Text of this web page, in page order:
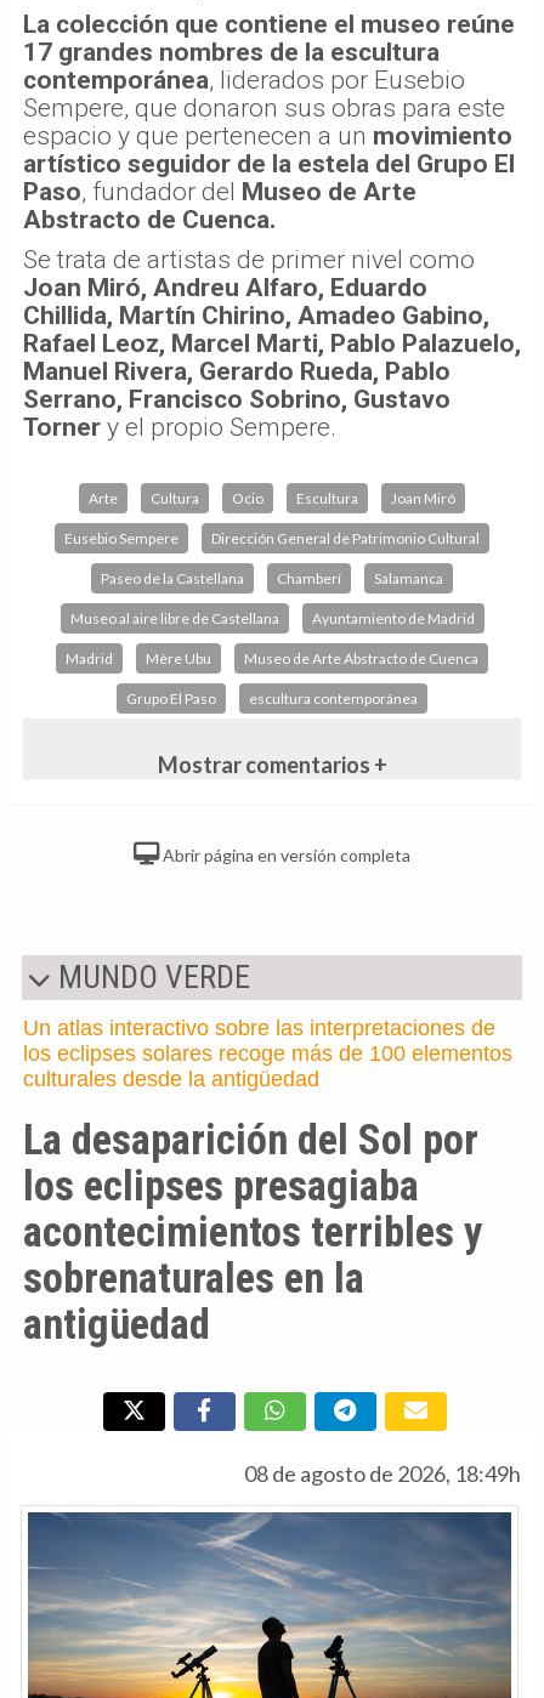
La colección que contiene el museo reúne
17 grandes nombres de la escultura
contemporánea, liderados por Eusebio
Sempere, que donaron sus obras para este
espacio y que pertenecen a un movimiento
artístico seguidor de la estela del Grupo El
Paso, fundador del Museo de Arte
Abstracto de Cuenca.
Se trata de artistas de primer nivel como
Joan Miró, Andreu Alfaro, Eduardo
Chillida, Martín Chirino, Amadeo Gabino,
Rafael Leoz, Marcel Marti, Pablo Palazuelo,
Manuel Rivera, Gerardo Rueda, Pablo
Serrano, Francisco Sobrino, Gustavo
Torner y el propio Sempere.
Arte Cultura Ocio Escultura Joan Miró
Eusebio Sempere Dirección General de Patrimonio Cultural
Paseo de la Castellana Chamberí Salamanca
Museo al aire libre de Castellana Ayuntamiento de Madrid
Madrid Mère Ubu Museo de Arte Abstracto de Cuenca
Grupo El Paso escultura contemporánea
Mostrar comentarios +
Abrir página en versión completa
MUNDO VERDE
Un atlas interactivo sobre las interpretaciones de
los eclipses solares recoge más de 100 elementos
culturales desde la antigüedad
La desaparición del Sol por
los eclipses presagiaba
acontecimientos terribles y
sobrenaturales en la
antigüedad
08 de agosto de 2026, 18:49h